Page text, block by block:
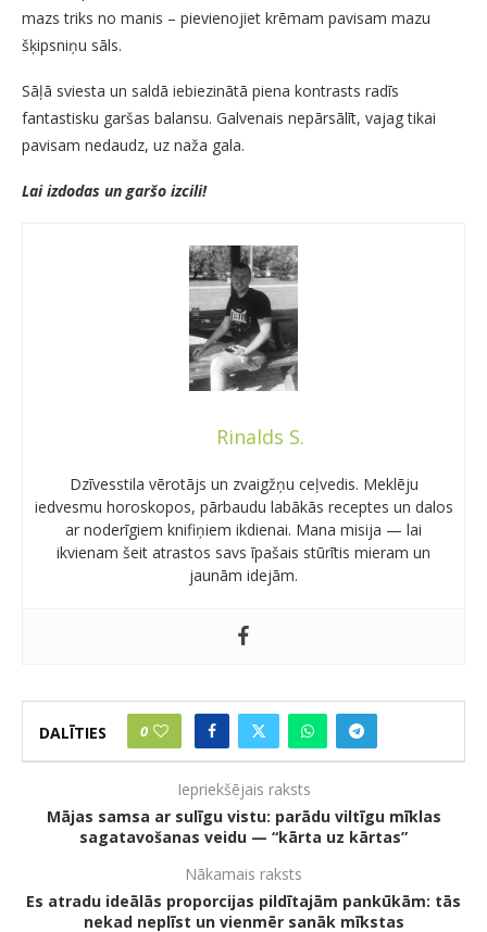
mazs triks no manis – pievienojiet krēmam pavisam mazu
šķipsniņu sāls.
Sāļā sviesta un saldā iebiezinātā piena kontrasts radīs
fantastisku garšas balansu. Galvenais nepārsālīt, vajag tikai
pavisam nedaudz, uz naža gala.
Lai izdodas un garšo izcili!
Rinalds S.
Dzīvesstila vērotājs un zvaigžņu ceļvedis. Meklēju
iedvesmu horoskopos, pārbaudu labākās receptes un dalos
ar noderīgiem knifiņiem ikdienai. Mana misija — lai
ikvienam šeit atrastos savs īpašais stūrītis mieram un
jaunām idejām.
DALĪTIES 0
Iepriekšējais raksts
Mājas samsa ar sulīgu vistu: parādu viltīgu mīklas
sagatavošanas veidu — “kārta uz kārtas”
Nākamais raksts
Es atradu ideālās proporcijas pildītajām pankūkām: tās
nekad neplīst un vienmēr sanāk mīkstas